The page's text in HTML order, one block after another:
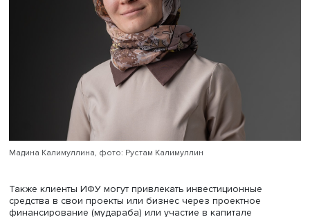
происходить только на основе договора, отдельного от
договора аренды.